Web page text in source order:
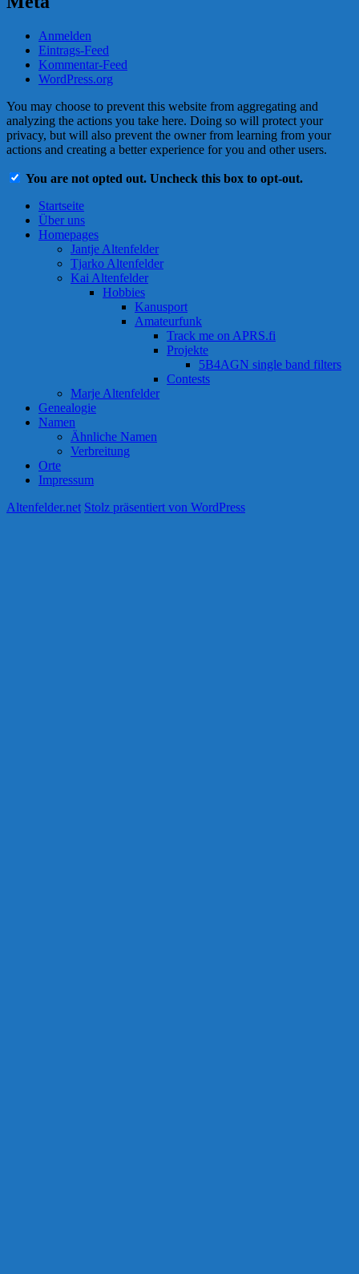
Anmelden
Eintrags-Feed
Kommentar-Feed
WordPress.org
You may choose to prevent this website from aggregating and
analyzing the actions you take here. Doing so will protect your
privacy, but will also prevent the owner from learning from your
actions and creating a better experience for you and other users.
You are not opted out. Uncheck this box to opt-out.
Startseite
Über uns
Homepages
Jantje Altenfelder
Tjarko Altenfelder
Kai Altenfelder
Hobbies
Kanusport
Amateurfunk
Track me on APRS.fi
Projekte
5B4AGN single band filters
Contests
Marje Altenfelder
Genealogie
Namen
Ähnliche Namen
Verbreitung
Orte
Impressum
Altenfelder.net Stolz präsentiert von WordPress